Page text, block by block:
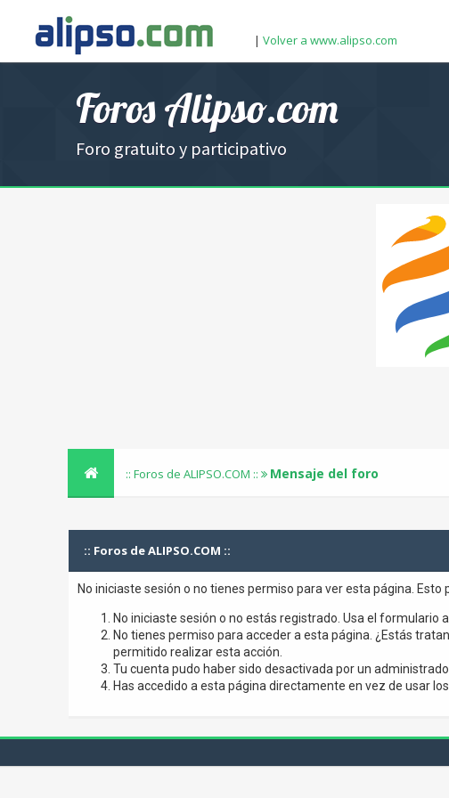
| Volver a www.alipso.com
Foros Alipso.com
Foro gratuito y participativo
:: Foros de ALIPSO.COM :: Mensaje del foro
:: Foros de ALIPSO.COM ::
No iniciaste sesión o no tienes permiso para ver esta página.
No iniciaste sesión o no estás registrado. Usa el formulario
No tienes permiso para acceder a esta página. ¿Estás
permitido realizar esta acción.
Tu cuenta pudo haber sido desactivada por un
Has accedido a esta página directamente en vez de usar